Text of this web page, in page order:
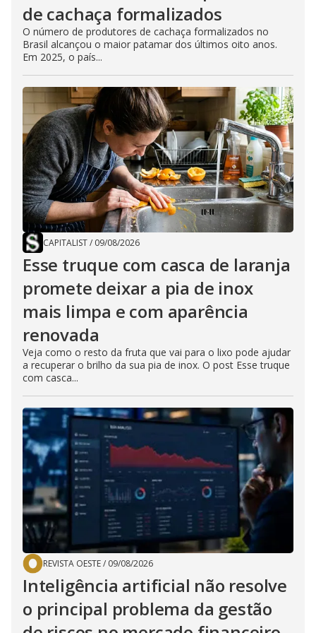
de cachaça formalizados
O número de produtores de cachaça formalizados no
Brasil alcançou o maior patamar dos últimos oito anos.
Em 2025, o país...
CAPITALIST/ 09/08/2026
Esse truque com casca de laranja
promete deixar a pia de inox
mais limpa e com aparência
renovada
Veja como o resto da fruta que vai para o lixo pode ajudar
a recuperar o brilho da sua pia de inox. O post Esse truque
com casca...
REVISTA OESTE/ 09/08/2026
Inteligência artificial não resolve
o principal problema da gestão